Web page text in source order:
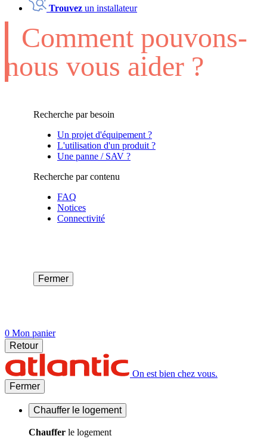
Trouvez un installateur
Comment pouvons-
nous vous aider ?
Recherche par besoin
Un projet d'équipement ?
L'utilisation d'un produit ?
Une panne / SAV ?
Recherche par contenu
FAQ
Notices
Connectivité
Fermer
0 Mon panier
Retour
On est bien chez vous.
Fermer
Chauffer le logement
Chauffer le logement